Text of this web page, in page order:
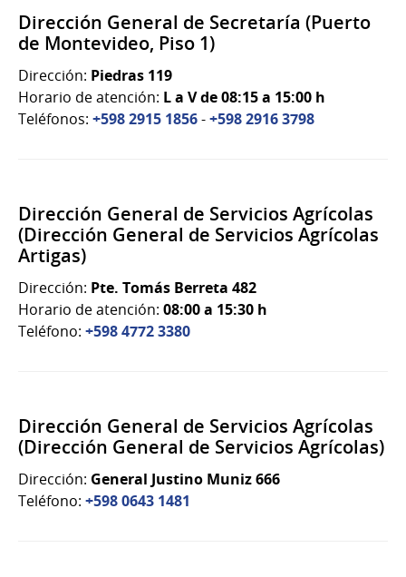
Dirección General de Secretaría (Puerto
de Montevideo, Piso 1)
Dirección: Piedras 119
Horario de atención: L a V de 08:15 a 15:00 h
Teléfonos: +598 2915 1856-+598 2916 3798
Dirección General de Servicios Agrícolas
(Dirección General de Servicios Agrícolas
Artigas)
Dirección: Pte. Tomás Berreta 482
Horario de atención: 08:00 a 15:30 h
Teléfono: +598 4772 3380
Dirección General de Servicios Agrícolas
(Dirección General de Servicios Agrícolas)
Dirección: General Justino Muniz 666
Teléfono: +598 0643 1481